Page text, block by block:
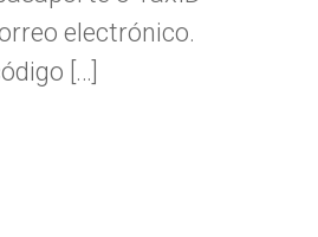
electrónico.
[…]